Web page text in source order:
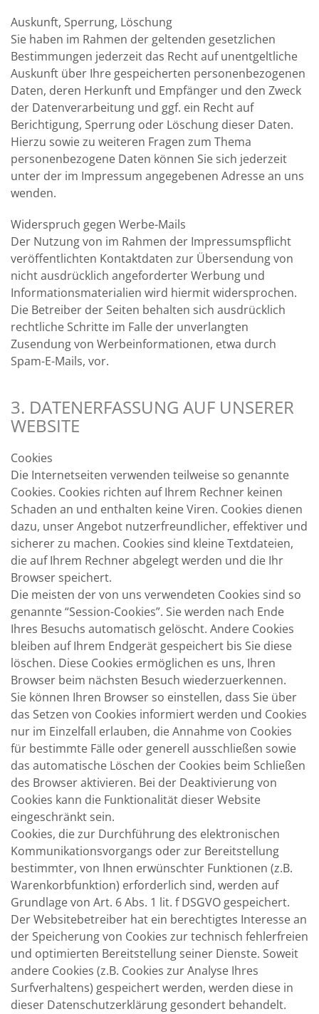
Auskunft, Sperrung, Löschung
Sie haben im Rahmen der geltenden gesetzlichen
Bestimmungen jederzeit das Recht auf unentgeltliche
Auskunft über Ihre gespeicherten personenbezogenen
Daten, deren Herkunft und Empfänger und den Zweck
der Datenverarbeitung und ggf. ein Recht auf
Berichtigung, Sperrung oder Löschung dieser Daten.
Hierzu sowie zu weiteren Fragen zum Thema
personenbezogene Daten können Sie sich jederzeit
unter der im Impressum angegebenen Adresse an uns
wenden.
Widerspruch gegen Werbe-Mails
Der Nutzung von im Rahmen der Impressumspflicht
veröffentlichten Kontaktdaten zur Übersendung von
nicht ausdrücklich angeforderter Werbung und
Informationsmaterialien wird hiermit widersprochen.
Die Betreiber der Seiten behalten sich ausdrücklich
rechtliche Schritte im Falle der unverlangten
Zusendung von Werbeinformationen, etwa durch
Spam-E-Mails, vor.
3. DATENERFASSUNG AUF UNSERER
WEBSITE
Cookies
Die Internetseiten verwenden teilweise so genannte
Cookies. Cookies richten auf Ihrem Rechner keinen
Schaden an und enthalten keine Viren. Cookies dienen
dazu, unser Angebot nutzerfreundlicher, effektiver und
sicherer zu machen. Cookies sind kleine Textdateien,
die auf Ihrem Rechner abgelegt werden und die Ihr
Browser speichert.
Die meisten der von uns verwendeten Cookies sind so
genannte “Session-Cookies”. Sie werden nach Ende
Ihres Besuchs automatisch gelöscht. Andere Cookies
bleiben auf Ihrem Endgerät gespeichert bis Sie diese
löschen. Diese Cookies ermöglichen es uns, Ihren
Browser beim nächsten Besuch wiederzuerkennen.
Sie können Ihren Browser so einstellen, dass Sie über
das Setzen von Cookies informiert werden und Cookies
nur im Einzelfall erlauben, die Annahme von Cookies
für bestimmte Fälle oder generell ausschließen sowie
das automatische Löschen der Cookies beim Schließen
des Browser aktivieren. Bei der Deaktivierung von
Cookies kann die Funktionalität dieser Website
eingeschränkt sein.
Cookies, die zur Durchführung des elektronischen
Kommunikationsvorgangs oder zur Bereitstellung
bestimmter, von Ihnen erwünschter Funktionen (z.B.
Warenkorbfunktion) erforderlich sind, werden auf
Grundlage von Art. 6 Abs. 1 lit. f DSGVO gespeichert.
Der Websitebetreiber hat ein berechtigtes Interesse an
der Speicherung von Cookies zur technisch fehlerfreien
und optimierten Bereitstellung seiner Dienste. Soweit
andere Cookies (z.B. Cookies zur Analyse Ihres
Surfverhaltens) gespeichert werden, werden diese in
dieser Datenschutzerklärung gesondert behandelt.